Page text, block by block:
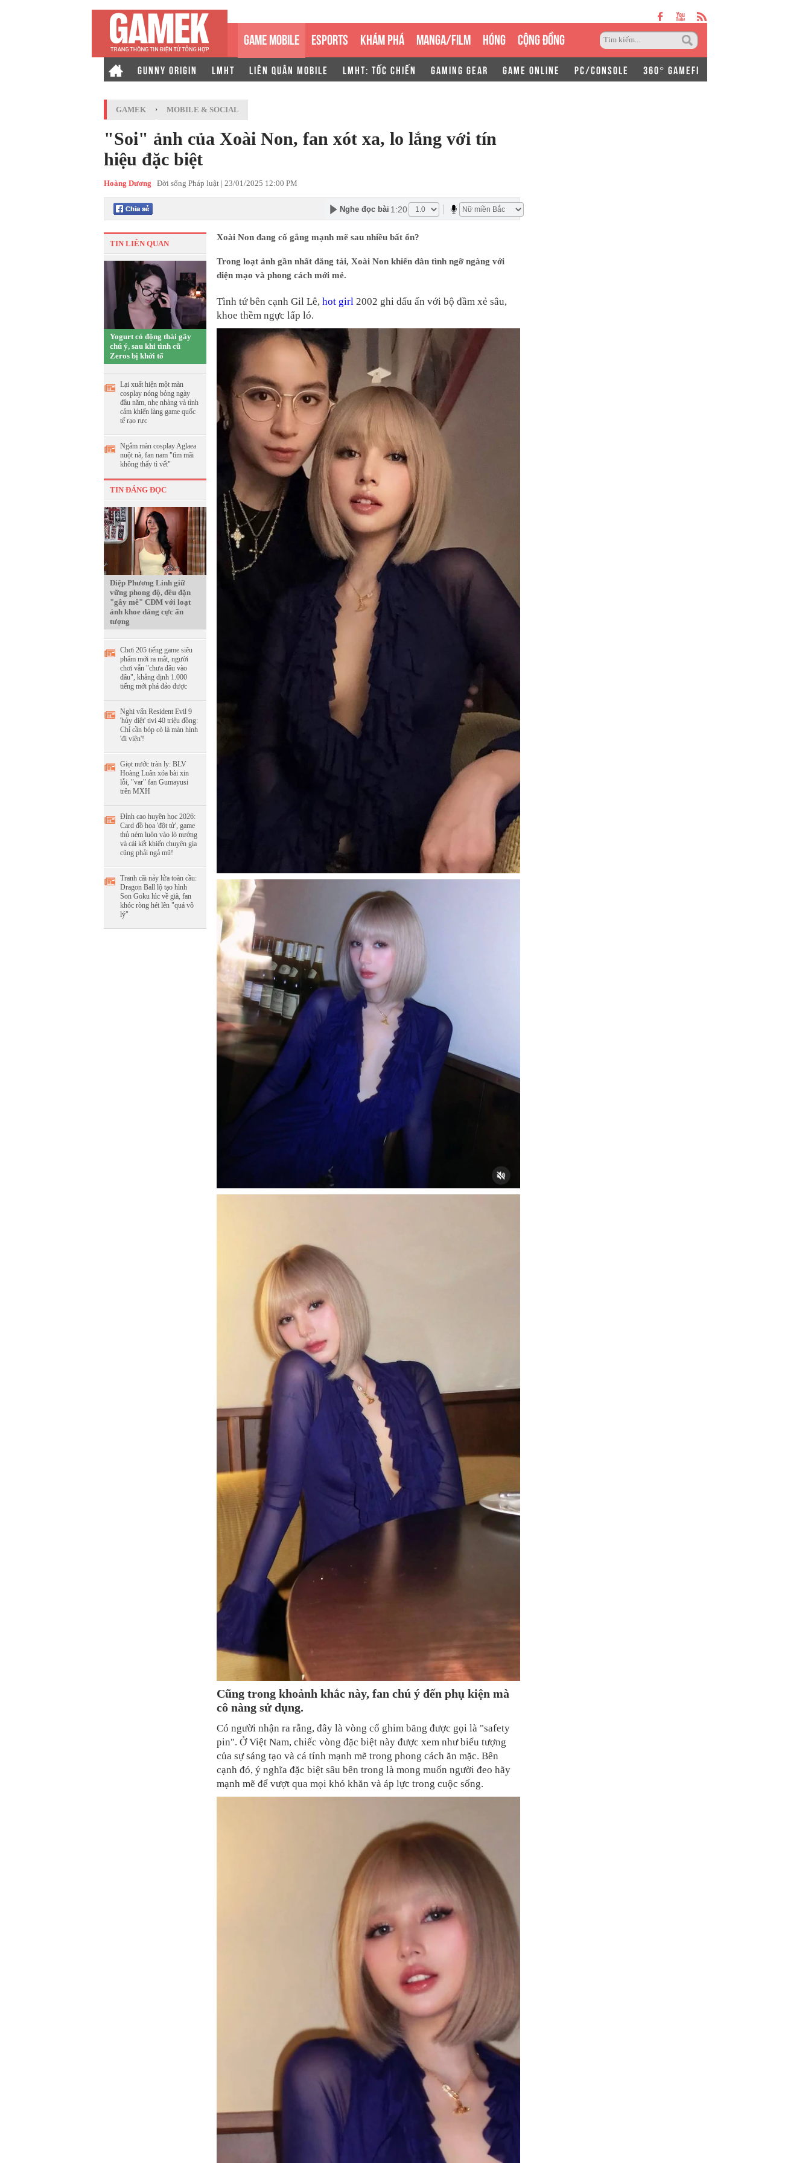
GAME MOBILE ESPORTS KHÁM PHÁ MANGA/FILM HÓNG CỘNG ĐỒNG
GUNNY ORIGIN LMHT LIÊN QUÂN MOBILE LMHT: TỐC CHIẾN GAMING GEAR GAME ONLINE PC/CONSOLE 360° GAMEFI
GAMEK › MOBILE & SOCIAL
"Soi" ảnh của Xoài Non, fan xót xa, lo lắng với tín
hiệu đặc biệt
Hoàng Dương Đời sống Pháp luật | 23/01/2025 12:00 PM
Nghe đọc bài 1:20
TIN LIÊN QUAN
Yogurt có động thái gây
chú ý, sau khi tình cũ
Zeros bị khởi tố
Lại xuất hiện một màn
cosplay nóng bỏng ngày
đầu năm, nhẹ nhàng và tình
cảm khiến làng game quốc
tế rạo rực
Ngắm màn cosplay Aglaea
nuột nà, fan nam "tìm mãi
không thấy tì vết"
TIN ĐÁNG ĐỌC
Diệp Phương Linh giữ
vững phong độ, đều đặn
"gây mê" CĐM với loạt
ảnh khoe dáng cực ấn
tượng
Chơi 205 tiếng game siêu
phẩm mới ra mắt, người
chơi vẫn "chưa đâu vào
đâu", khẳng định 1.000
tiếng mới phá đảo được
Nghi vấn Resident Evil 9
'hủy diệt' tivi 40 triệu đồng:
Chỉ cần bóp cò là màn hình
'đi viện'!
Giọt nước tràn ly: BLV
Hoàng Luân xóa bài xin
lỗi, "var" fan Gumayusi
trên MXH
Đỉnh cao huyền học 2026:
Card đồ họa 'đột tử', game
thủ ném luôn vào lò nướng
và cái kết khiến chuyên gia
cũng phải ngả mũ!
Tranh cãi nảy lửa toàn cầu:
Dragon Ball lộ tạo hình
Son Goku lúc về già, fan
khóc ròng hét lên "quá vô
lý"
Xoài Non đang cố gắng mạnh mẽ sau nhiều bất ổn?
Trong loạt ảnh gần nhất đăng tải, Xoài Non khiến dân tình ngỡ ngàng với
diện mạo và phong cách mới mẻ.
Tình tứ bên cạnh Gil Lê, hot girl 2002 ghi dấu ấn với bộ đầm xẻ sâu,
khoe thềm ngực lấp ló.
Cũng trong khoảnh khắc này, fan chú ý đến phụ kiện mà
cô nàng sử dụng.
Có người nhận ra rằng, đây là vòng cổ ghim băng được gọi là "safety
pin". Ở Việt Nam, chiếc vòng đặc biệt này được xem như biểu tượng
của sự sáng tạo và cá tính mạnh mẽ trong phong cách ăn mặc. Bên
cạnh đó, ý nghĩa đặc biệt sâu bên trong là mong muốn người đeo hãy
mạnh mẽ để vượt qua mọi khó khăn và áp lực trong cuộc sống.